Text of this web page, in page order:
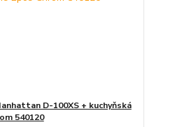
D-100XS + kuchyňská
540120